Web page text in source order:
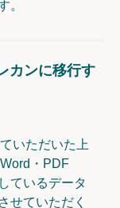
。
カンに移行す
いただいた上
・PDF
ているデータ
せていただく